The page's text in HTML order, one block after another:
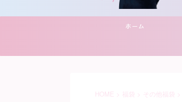
ホーム
HOME > 福袋 > その他福袋 >